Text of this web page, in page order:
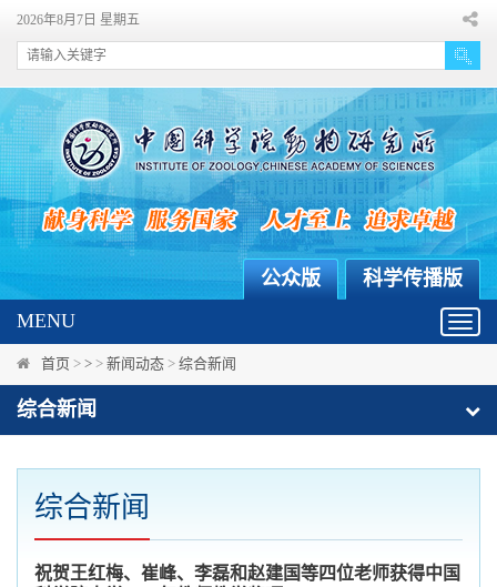
2026年8月7日 星期五
科学传播版
公众版
MENU
首页 > > > 新闻动态 > 综合新闻
综合新闻
综合新闻
祝贺王红梅、崔峰、李磊和赵建国等四位老师获得中国